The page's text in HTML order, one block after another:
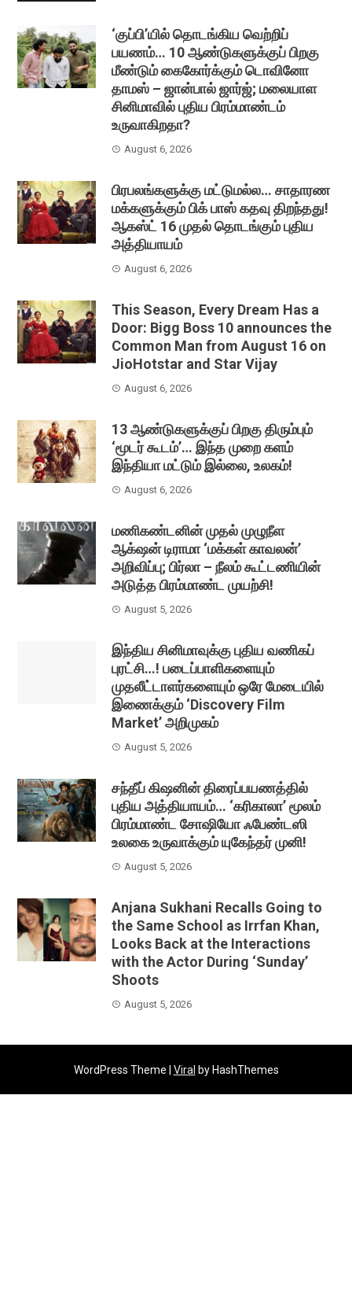
‘குப்பி’யில் தொடங்கிய வெற்றிப்
பயணம்… 10 ஆண்டுகளுக்குப் பிறகு
மீண்டும் கைகோர்க்கும் டொவினோ
தாமஸ் – ஜான்பால் ஜார்ஜ்; மலையாள
சினிமாவில் புதிய பிரம்மாண்டம்
உருவாகிறதா?
August 6, 2026
பிரபலங்களுக்கு மட்டுமல்ல… சாதாரண
மக்களுக்கும் பிக் பாஸ் கதவு திறந்தது!
ஆகஸ்ட் 16 முதல் தொடங்கும் புதிய
அத்தியாயம்
August 6, 2026
This Season, Every Dream Has a
Door: Bigg Boss 10 announces the
Common Man from August 16 on
JioHotstar and Star Vijay
August 6, 2026
13 ஆண்டுகளுக்குப் பிறகு திரும்பும்
‘மூடர் கூடம்’… இந்த முறை களம்
இந்தியா மட்டும் இல்லை, உலகம்!
August 6, 2026
மணிகண்டனின் முதல் முழுநீள
ஆக்‌ஷன் டிராமா ‘மக்கள் காவலன்’
அறிவிப்பு; பிர்லா – நீலம் கூட்டணியின்
அடுத்த பிரம்மாண்ட முயற்சி!
August 5, 2026
இந்திய சினிமாவுக்கு புதிய வணிகப்
புரட்சி…! படைப்பாளிகளையும்
முதலீட்டாளர்களையும் ஒரே மேடையில்
இணைக்கும் ‘Discovery Film
Market’ அறிமுகம்
August 5, 2026
சந்தீப் கிஷனின் திரைப்பயணத்தில்
புதிய அத்தியாயம்… ‘கரிகாலா’ மூலம்
பிரம்மாண்ட சோஷியோ ஃபேண்டஸி
உலகை உருவாக்கும் யுகேந்தர் முனி!
August 5, 2026
Anjana Sukhani Recalls Going to
the Same School as Irrfan Khan,
Looks Back at the Interactions
with the Actor During ‘Sunday’
Shoots
August 5, 2026
WordPress Theme | Viral by HashThemes